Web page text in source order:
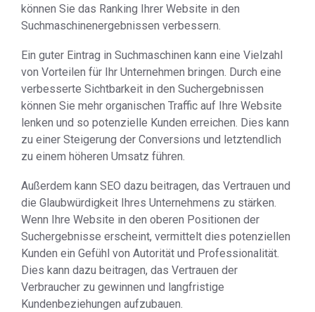
können Sie das Ranking Ihrer Website in den
Suchmaschinenergebnissen verbessern.
Ein guter Eintrag in Suchmaschinen kann eine Vielzahl
von Vorteilen für Ihr Unternehmen bringen. Durch eine
verbesserte Sichtbarkeit in den Suchergebnissen
können Sie mehr organischen Traffic auf Ihre Website
lenken und so potenzielle Kunden erreichen. Dies kann
zu einer Steigerung der Conversions und letztendlich
zu einem höheren Umsatz führen.
Außerdem kann SEO dazu beitragen, das Vertrauen und
die Glaubwürdigkeit Ihres Unternehmens zu stärken.
Wenn Ihre Website in den oberen Positionen der
Suchergebnisse erscheint, vermittelt dies potenziellen
Kunden ein Gefühl von Autorität und Professionalität.
Dies kann dazu beitragen, das Vertrauen der
Verbraucher zu gewinnen und langfristige
Kundenbeziehungen aufzubauen.